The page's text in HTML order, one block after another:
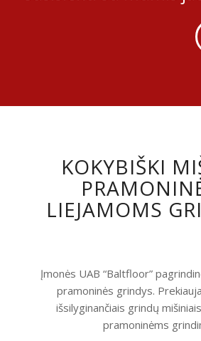
KOKYBIŠKI
LIEJAMOMS
Įmonės UAB “Baltfloor”
pramoninės grindys.
išsilyginančiais grindų
pramoninėms